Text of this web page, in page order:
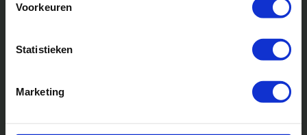
Voorkeuren
Statistieken
Marketing
Grijze Jager kamp: alles wat